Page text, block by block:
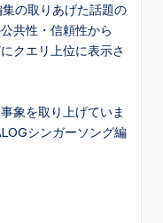
の取りあげた話題の
共性・信頼性から
クエリ上位に表示さ
象を取り上げていま
シンガーソング編